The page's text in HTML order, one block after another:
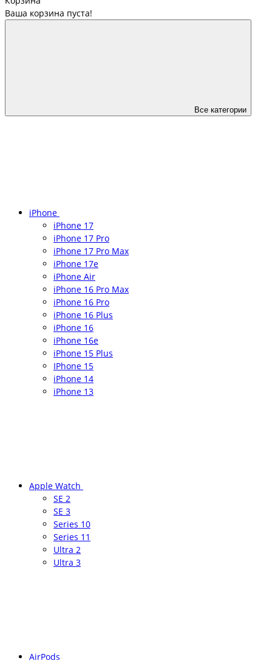
Ваша корзина пуста!
Все категории
iPhone
iPhone 17
iPhone 17 Pro
iPhone 17 Pro Max
iPhone 17e
iPhone Air
iPhone 16 Pro Max
iPhone 16 Pro
iPhone 16 Plus
iPhone 16
iPhone 16e
iPhone 15 Plus
IPhone 15
iPhone 14
iPhone 13
Apple Watch
SE 2
SE 3
Series 10
Series 11
Ultra 2
Ultra 3
AirPods